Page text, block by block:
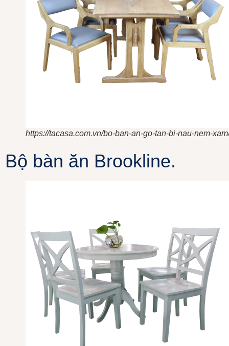
https://tacasa.com.vn/bo-ban-an-go-tan-bi-nau-nem-
Bộ bàn ăn Brookline.